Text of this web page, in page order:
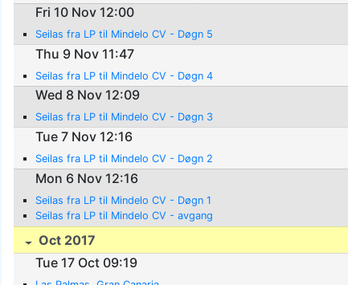
Fri 10 Nov 12:00
Seilas fra LP til Mindelo CV - Døgn 5
Thu 9 Nov 11:47
Seilas fra LP til Mindelo CV - Døgn 4
Wed 8 Nov 12:09
Seilas fra LP til Mindelo CV - Døgn 3
Tue 7 Nov 12:16
Seilas fra LP til Mindelo CV - Døgn 2
Mon 6 Nov 12:16
Seilas fra LP til Mindelo CV - Døgn 1
Seilas fra LP til Mindelo CV - avgang
Oct 2017
Tue 17 Oct 09:19